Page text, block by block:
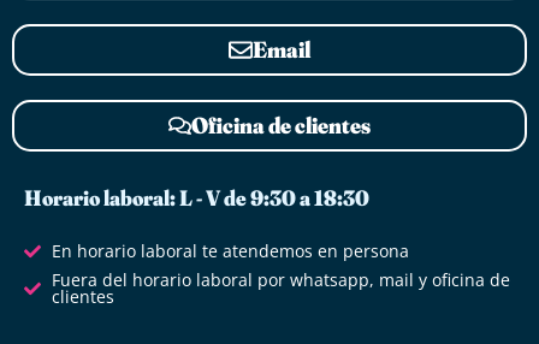
Email
Oficina de clientes
Horario laboral: L - V de 9:30 a 18:30
En horario laboral te atendemos en persona
Fuera del horario laboral por whatsapp, mail y oficina de
clientes